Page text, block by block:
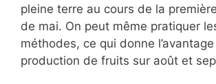
pleine terre au cours de la
de mai. On peut même pratiquer
méthodes, ce qui donne l’avantage
production de fruits sur août et